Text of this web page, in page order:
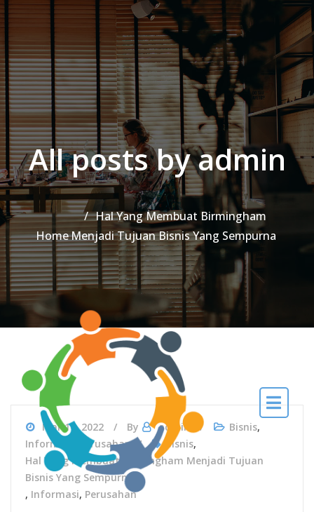
Skip to content
Skip to content
All posts by admin
Home
Hal Yang Membuat Birmingham
Menjadi Tujuan Bisnis Yang Sempurna
Mar 14, 2022 By admin Bisnis,
Informasi
Perusahan Bisnis,
Hal Yang Membuat Birmingham Menjadi Tujuan
Bisnis Yang Sempurna
, Informasi, Perusahan